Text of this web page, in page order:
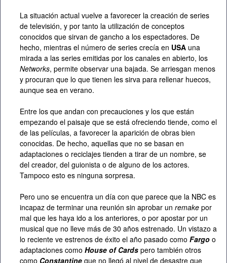
La situación actual vuelve a favorecer la creación de series
de televisión, y por tanto la utilización de conceptos
conocidos que sirvan de gancho a los espectadores. De
hecho, mientras el número de series crecía en USA una
mirada a las series emitidas por los canales en abierto, los
Networks, permite observar una bajada. Se arriesgan menos
y procuran que lo que tienen les sirva para rellenar huecos,
aunque sea en verano.
Entre los que andan con precauciones y los que están
empezando el paisaje que se está ofreciendo tiende, como el
de las películas, a favorecer la aparición de obras bien
conocidas. De hecho, aquellas que no se basan en
adaptaciones o reciclajes tienden a tirar de un nombre, se
del creador, del guionista o de alguno de los actores.
Tampoco esto es ninguna sorpresa.
Pero uno se encuentra un día con que parece que la NBC es
incapaz de terminar una reunión sin aprobar un remake por
mal que les haya ido a los anteriores, o por apostar por un
musical que no lleve más de 30 años estrenado. Un vistazo a
lo reciente ve estrenos de éxito el año pasado como Fargo o
adaptaciones como House of Cards pero también otros
como Constantine que no llegó al nivel de desastre que